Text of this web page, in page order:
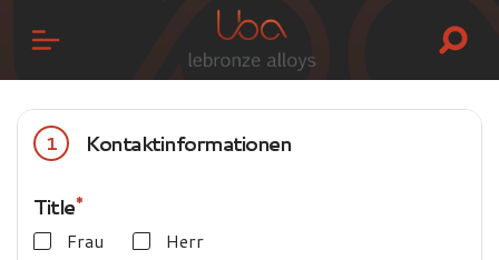
1 Kontaktinformationen
Title
Frau Herr